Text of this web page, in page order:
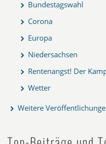
Bundestagswahl
Corona
Europa
Niedersachsen
Rentenangst! Der
Wetter
Weitere